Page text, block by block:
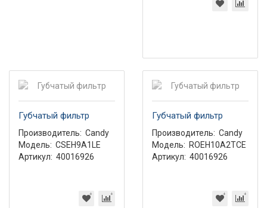
Губчатый фильтр
Производитель: Candy
Модель: CSEH9A1LE
Артикул: 40016926
Губчатый фильтр
Производитель: Candy
Модель: ROEH10A2TCE
Артикул: 40016926